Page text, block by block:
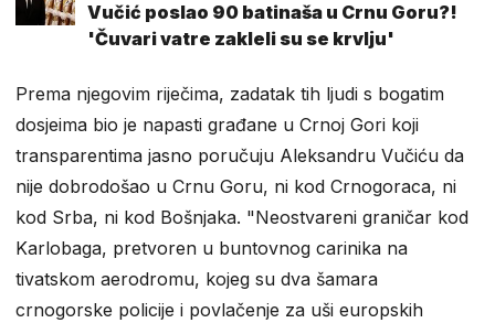
Vučić poslao 90 batinaša u Crnu Goru?!
'Čuvari vatre zakleli su se krvlju'
Prema njegovim riječima, zadatak tih ljudi s bogatim
dosjeima bio je napasti građane u Crnoj Gori koji
transparentima jasno poručuju Aleksandru Vučiću da
nije dobrodošao u Crnu Goru, ni kod Crnogoraca, ni
kod Srba, ni kod Bošnjaka. "Neostvareni graničar kod
Karlobaga, pretvoren u buntovnog carinika na
tivatskom aerodromu, kojeg su dva šamara
crnogorske policije i povlačenje za uši europskih